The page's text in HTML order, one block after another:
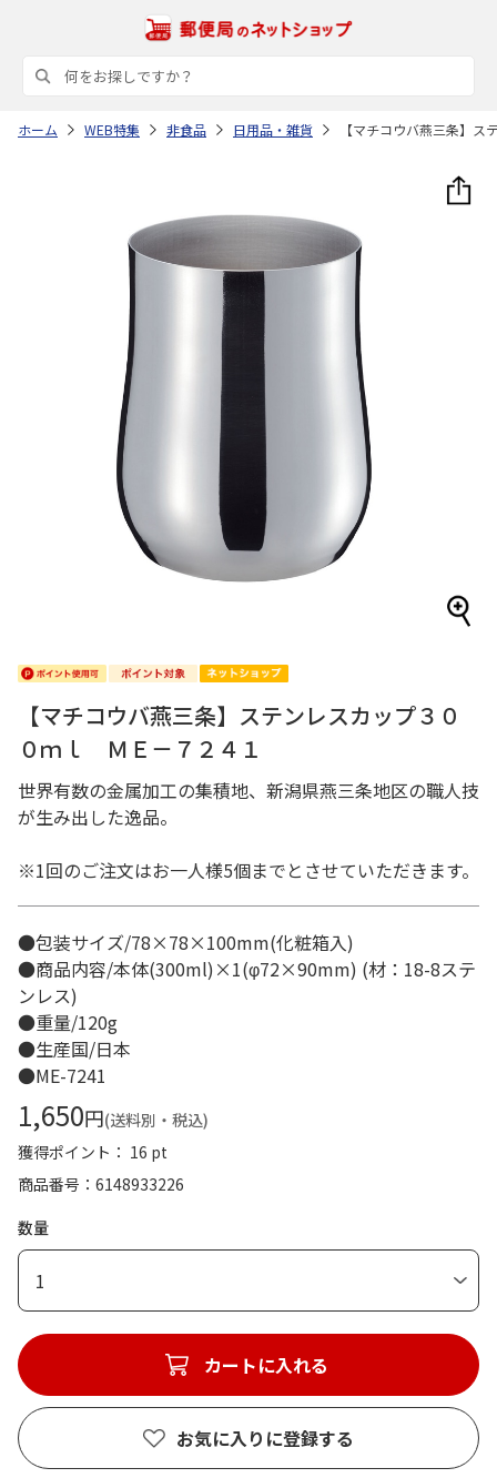
ホーム WEB特集 非食品 日用品・雑貨 【マチコウバ燕三条】
【マチコウバ燕三条】ステンレスカップ３０
０ｍｌ ＭＥ－７２４１
世界有数の金属加工の集積地、新潟県燕三条地区の職人技
が生み出した逸品。
※1回のご注文はお一人様5個までとさせていただきます。
●包装サイズ/78×78×100mm(化粧箱入)
●商品内容/本体(300ml)×1(φ72×90mm) (材：18-8ステ
ンレス)
●重量/120g
●生産国/日本
●ME-7241
1,650円(送料別・税込)
獲得ポイント： 16 pt
商品番号
6148933226
数量
1
カートに入れる
お気に入りに登録する